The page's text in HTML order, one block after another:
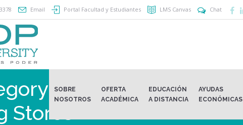
Email Portal Facultad y Estudiantes LMS Canvas Chat
SOBRE
NOSOTROS
OFERTA
ACADÉMICA
EDUCACIÓN
A DISTANCIA
AYUDAS
ECONÓMICAS
Pharmacies &
Stores